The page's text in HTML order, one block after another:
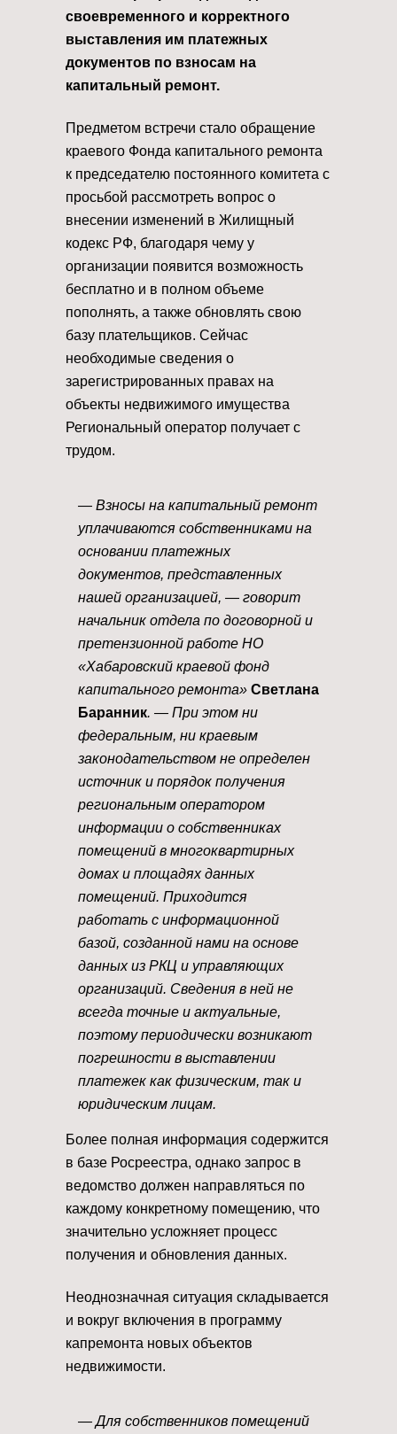
своевременного и корректного
выставления им платежных
документов по взносам на
капитальный ремонт.
Предметом встречи стало обращение
краевого Фонда капитального ремонта
к председателю постоянного комитета с
просьбой рассмотреть вопрос о
внесении изменений в Жилищный
кодекс РФ, благодаря чему у
организации появится возможность
бесплатно и в полном объеме
пополнять, а также обновлять свою
базу плательщиков. Сейчас
необходимые сведения о
зарегистрированных правах на
объекты недвижимого имущества
Региональный оператор получает с
трудом.
— Взносы на капитальный ремонт
уплачиваются собственниками на
основании платежных
документов, представленных
нашей организацией, — говорит
начальник отдела по договорной и
претензионной работе НО
«Хабаровский краевой фонд
капитального ремонта» Светлана
Баранник. — При этом ни
федеральным, ни краевым
законодательством не определен
источник и порядок получения
региональным оператором
информации о собственниках
помещений в многоквартирных
домах и площадях данных
помещений. Приходится
работать с информационной
базой, созданной нами на основе
данных из РКЦ и управляющих
организаций. Сведения в ней не
всегда точные и актуальные,
поэтому периодически возникают
погрешности в выставлении
платежек как физическим, так и
юридическим лицам.
Более полная информация содержится
в базе Росреестра, однако запрос в
ведомство должен направляться по
каждому конкретному помещению, что
значительно усложняет процесс
получения и обновления данных.
Неоднозначная ситуация складывается
и вокруг включения в программу
капремонта новых объектов
недвижимости.
— Для собственников помещений